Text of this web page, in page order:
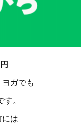
ガでも
。
には